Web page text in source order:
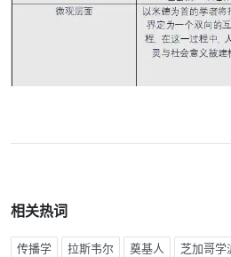
相关热词
传播学 拉斯韦尔 奠基人 芝加哥学